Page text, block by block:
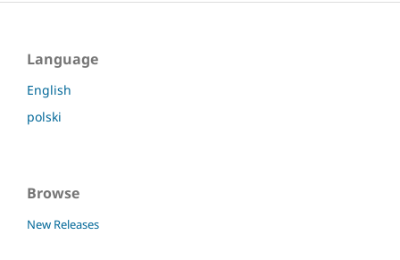
Language
English
polski
Browse
New Releases